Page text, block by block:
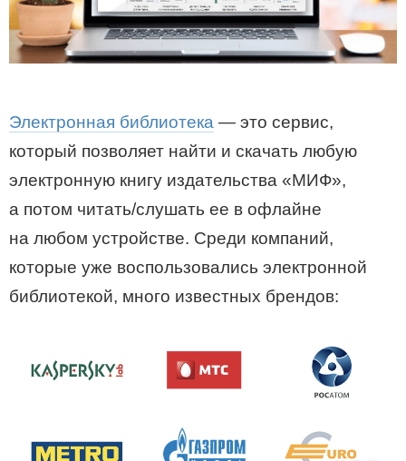
Электронная библиотека — это сервис,
который позволяет найти и скачать любую
электронную книгу издательства «МИФ»,
а потом читать/слушать ее в офлайне
на любом устройстве. Среди компаний,
которые уже воспользовались электронной
библиотекой, много известных брендов: